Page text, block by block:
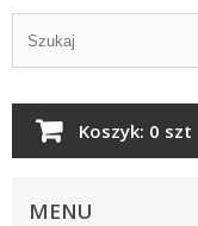
Koszyk: 0 szt
MENU